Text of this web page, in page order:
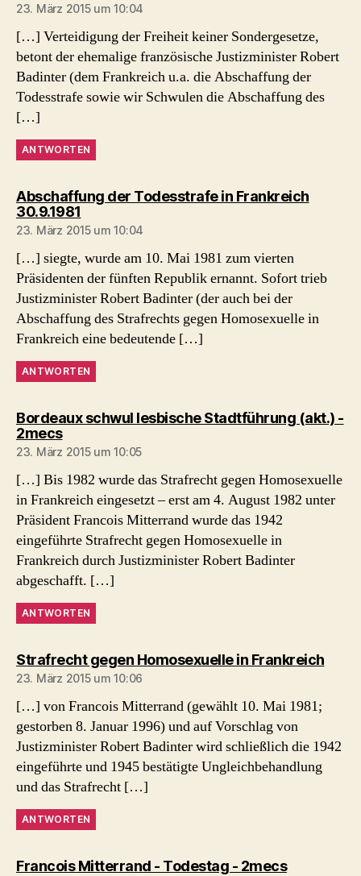
23. März 2015 um 10:04
[…] Verteidigung der Freiheit keiner Sondergesetze,
betont der ehemalige französische Justizminister Robert
Badinter (dem Frankreich u.a. die Abschaffung der
Todesstrafe sowie wir Schwulen die Abschaffung des
[…]
ANTWORTEN
Abschaffung der Todesstrafe in Frankreich
30.9.1981
23. März 2015 um 10:04
[…] siegte, wurde am 10. Mai 1981 zum vierten
Präsidenten der fünften Republik ernannt. Sofort trieb
Justizminister Robert Badinter (der auch bei der
Abschaffung des Strafrechts gegen Homosexuelle in
Frankreich eine bedeutende […]
ANTWORTEN
Bordeaux schwul lesbische Stadtführung (akt.) -
2mecssagt:
23. März 2015 um 10:05
[…] Bis 1982 wurde das Strafrecht gegen Homosexuelle
in Frankreich eingesetzt – erst am 4. August 1982 unter
Präsident Francois Mitterrand wurde das 1942
eingeführte Strafrecht gegen Homosexuelle in
Frankreich durch Justizminister Robert Badinter
abgeschafft. […]
ANTWORTEN
Strafrecht gegen Homosexuelle in Frankreichsagt:
23. März 2015 um 10:06
[…] von Francois Mitterrand (gewählt 10. Mai 1981;
gestorben 8. Januar 1996) und auf Vorschlag von
Justizminister Robert Badinter wird schließlich die 1942
eingeführte und 1945 bestätigte Ungleichbehandlung
und das Strafrecht […]
ANTWORTEN
Francois Mitterrand - Todestag - 2mecssagt: